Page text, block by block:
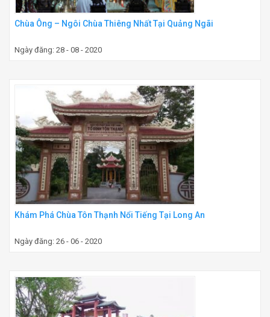
Chùa Ông – Ngôi Chùa Thiêng Nhất Tại Quảng Ngãi
Ngày đăng: 28 - 08 - 2020
Khám Phá Chùa Tôn Thạnh Nổi Tiếng Tại Long An
Ngày đăng: 26 - 06 - 2020